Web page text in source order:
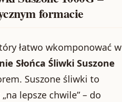
formacie
łatwo wkomponować w
Słońca Śliwki Suszone
Suszone śliwki to
lepsze chwile” – do